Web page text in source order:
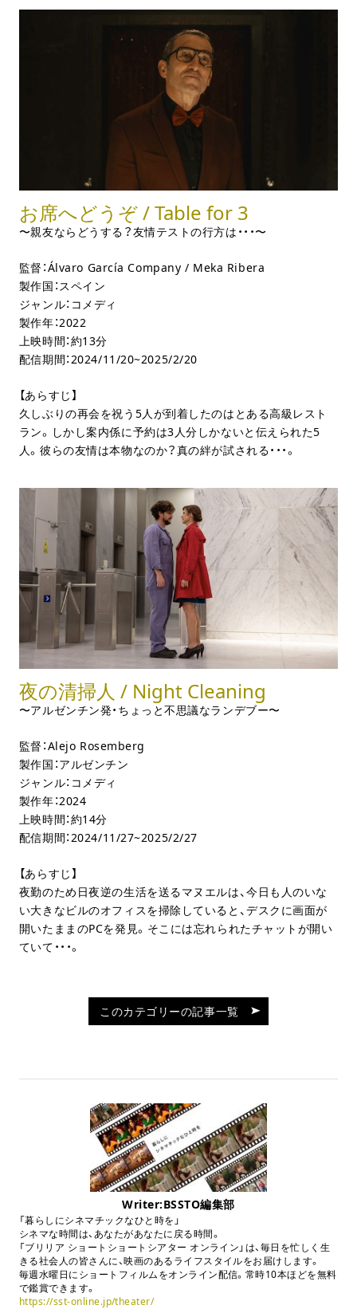
お席へどうぞ / Table for 3
〜親友ならどうする？友情テストの行方は・・・〜
監督：Álvaro García Company / Meka Ribera
製作国：スペイン
ジャンル：コメディ
製作年：2022
上映時間：約13分
配信期間：2024/11/20~2025/2/20
【あらすじ】
久しぶりの再会を祝う5人が到着したのはとある高級レスト
ラン。しかし案内係に予約は3人分しかないと伝えられた5
人。彼らの友情は本物なのか？真の絆が試される・・・。
夜の清掃人 / Night Cleaning
〜アルゼンチン発・ちょっと不思議なランデブー〜
監督：Alejo Rosemberg
製作国：アルゼンチン
ジャンル：コメディ
製作年：2024
上映時間：約14分
配信期間：2024/11/27~2025/2/27
【あらすじ】
夜勤のため日夜逆の生活を送るマヌエルは、今日も人のいな
い大きなビルのオフィスを掃除していると、デスクに画面が
開いたままのPCを発見。そこには忘れられたチャットが開い
ていて・・・。
このカテゴリーの記事一覧
Writer:BSSTO編集部
「暮らしにシネマチックなひと時を」
シネマな時間は、あなたがあなたに戻る時間。
「ブリリア ショートショートシアター オンライン」は、毎日を忙しく生
きる社会人の皆さんに、映画のあるライフスタイルをお届けします。
毎週水曜日にショートフィルムをオンライン配信。常時10本ほどを無料
で鑑賞できます。
https://sst-online.jp/theater/